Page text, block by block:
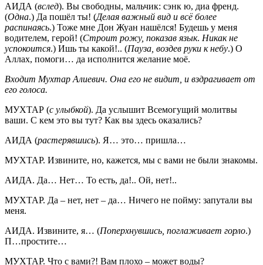
АИДА (вслед). Вы свободны, мальчик: сэнк ю, диа френд.
(Одна.) Да пошёл ты! (Делая важный вид и всё более
распинаясь.) Тоже мне Дон Жуан нашёлся! Будешь у меня
водителем, герой! (Строит рожу, показав язык. Никак не
успокоится.) Ишь ты какой!.. (Пауза, воздев руки к небу.) О
Аллах, помоги… да исполнится желание моё.
Входит Мухтар Алиевич. Она его не видит, и вздрагивает от
его голоса.
МУХТАР (с улыбкой). Да услышит Всемогущий молитвы
ваши. С кем это вы тут? Как вы здесь оказались?
АИДА (растерявшись). Я… это… пришла…
МУХТАР. Извините, но, кажется, мы с вами не были знакомы.
АИДА. Да… Нет… То есть, да!.. Ой, нет!..
МУХТАР. Да – нет, нет – да… Ничего не пойму: запутали вы
меня.
АИДА. Извините, я… (Поперхнувшись, поглаживает горло.)
П…простите…
МУХТАР. Что с вами?! Вам плохо – может воды?